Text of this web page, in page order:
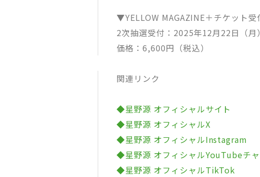
▼YELLOW MAGAZINE＋チケット受
2次抽選受付：2025年12月22日（
価格：6,600円（税込）
関連リンク
◆星野源 オフィシャルサイト
◆星野源 オフィシャルX
◆星野源 オフィシャルInstagram
◆星野源 オフィシャルYouTubeチ
◆星野源 オフィシャルTikTok